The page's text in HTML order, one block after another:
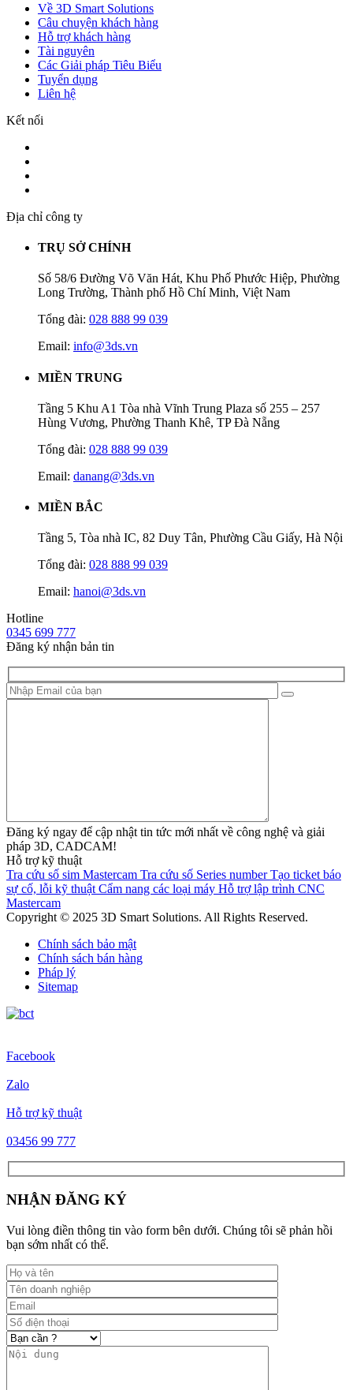
Về 3D Smart Solutions
Câu chuyện khách hàng
Hỗ trợ khách hàng
Tài nguyên
Các Giải pháp Tiêu Biểu
Tuyển dụng
Liên hệ
Kết nối
Địa chỉ công ty
TRỤ SỞ CHÍNH
Số 58/6 Đường Võ Văn Hát, Khu Phố Phước Hiệp, Phường
Long Trường, Thành phố Hồ Chí Minh, Việt Nam
Tổng đài: 028 888 99 039
Email: info@3ds.vn
MIỀN TRUNG
Tầng 5 Khu A1 Tòa nhà Vĩnh Trung Plaza số 255 – 257
Hùng Vương, Phường Thanh Khê, TP Đà Nẵng
Tổng đài: 028 888 99 039
Email: danang@3ds.vn
MIỀN BẮC
Tầng 5, Tòa nhà IC, 82 Duy Tân, Phường Cầu Giấy, Hà Nội
Tổng đài: 028 888 99 039
Email: hanoi@3ds.vn
Hotline
0345 699 777
Đăng ký nhận bản tin
Đăng ký ngay để cập nhật tin tức mới nhất về công nghệ và giải
pháp 3D, CADCAM!
Hỗ trợ kỹ thuật
Tra cứu số sim Mastercam Tra cứu số Series number Tạo ticket báo
sự cố, lỗi kỹ thuật Cẩm nang các loại máy Hỗ trợ lập trình CNC
Mastercam
Copyright © 2025 3D Smart Solutions. All Rights Reserved.
Chính sách bảo mật
Chính sách bán hàng
Pháp lý
Sitemap
Facebook
Zalo
Hỗ trợ kỹ thuật
03456 99 777
NHẬN ĐĂNG KÝ
Vui lòng điền thông tin vào form bên dưới. Chúng tôi sẽ phản hồi
bạn sớm nhất có thể.